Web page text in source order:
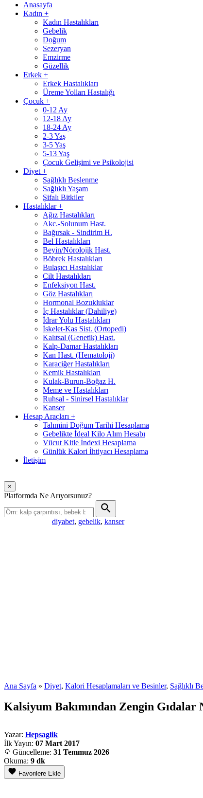
Anasayfa
Kadın +
Kadın Hastalıkları
Gebelik
Doğum
Sezeryan
Emzirme
Güzellik
Erkek +
Erkek Hastalıkları
Üreme Yolları Hastalığı
Çocuk +
0-12 Ay
12-18 Ay
18-24 Ay
2-3 Yaş
3-5 Yaş
5-13 Yaş
Çocuk Gelişimi ve Psikolojisi
Diyet +
Sağlıklı Beslenme
Sağlıklı Yaşam
Şifalı Bitkiler
Hastalıklar+
Ağız Hastalıkları
Akc.-Solunum Hast.
Bağırsak - Sindirim H.
Bel Hastalıkları
Beyin/Nörolojik Hast.
Böbrek Hastalıkları
Bulaşıcı Hastalıklar
Cilt Hastalıkları
Enfeksiyon Hast.
Göz Hastalıkları
Hormonal Bozukluklar
İç Hastalıklar (Dahiliye)
İdrar Yolu Hastalıkları
İskelet-Kas Sist. (Ortopedi)
Kalıtsal (Genetik) Hast.
Kalp-Damar Hastalıkları
Kan Hast. (Hematoloji)
Karaciğer Hastalıkları
Kemik Hastalıkları
Kulak-Burun-Boğaz H.
Meme ve Hastalıkları
Ruhsal - Sinirsel Hastalıklar
Kanser
Hesap Araçları +
Tahmini Doğum Tarihi Hesaplama
Gebelikte İdeal Kilo Alım Hesabı
Vücut Kitle İndexi Hesaplama
Günlük Kalori İhtiyacı Hesaplama
İletişim
×
Platformda Ne Arıyorsunuz?
diyabet, gebelik, kanser
Ana Sayfa » Diyet, Kalori Hesaplamaları ve Besinler, Sağlıklı
Kalsiyum Bakımından Zengin Gıdalar
Yazar: Hepsaglik
İlk Yayın: 07 Mart 2017
Güncelleme: 31 Temmuz 2026
Okuma: 9 dk
Favorilere Ekle